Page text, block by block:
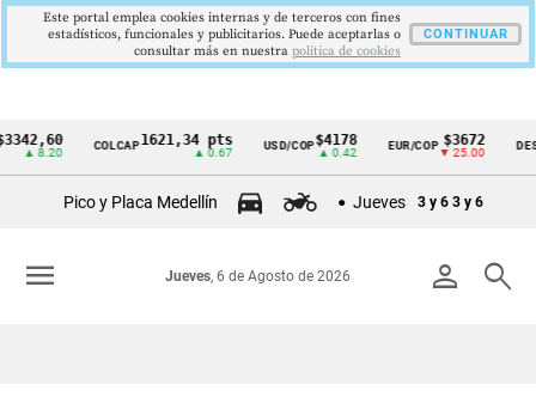
Cintillo
Colombia
COLCAP1621,34 pts USD/COP$4178
▲ 0.42
EUR/COP $3672
▼ 25.00
Pico y Placa Medellín Jueves 3 y 6 3 y 6
person search
Jueves, 6 de Agosto de 2026
menu
Este portal emplea cookies internas y de terceros con fines
estadísticos, funcionales y publicitarios. Puede aceptarlas o
consultar más en nuestra politica de cookies
CONTINUAR